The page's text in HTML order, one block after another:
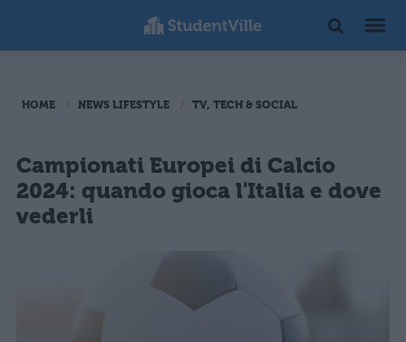
HOME NEWS LIFESTYLE TV, TECH & SOCIAL
Campionati Europei di Calcio
2024: quando gioca l'Italia e dove
vederli